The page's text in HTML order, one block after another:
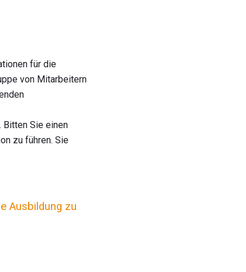
für die
von Mitarbeitern
Bitten Sie einen
zu führen. Sie
Ausbildung zu